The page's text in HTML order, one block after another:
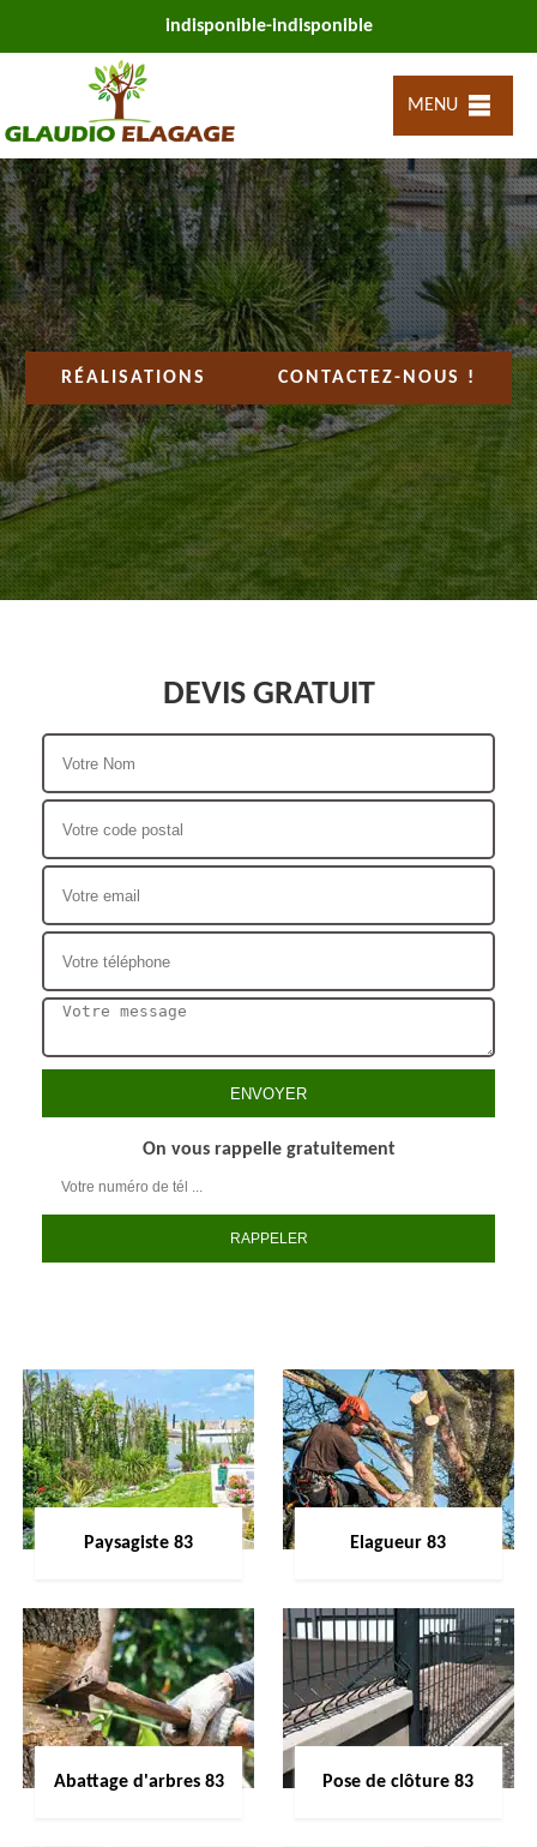
indisponible-indisponible
MENU
RÉALISATIONS CONTACTEZ-NOUS !
DEVIS GRATUIT
On vous rappelle gratuitement
Paysagiste 83 Elagueur 83
Abattage d'arbres 83 Pose de clôture 83